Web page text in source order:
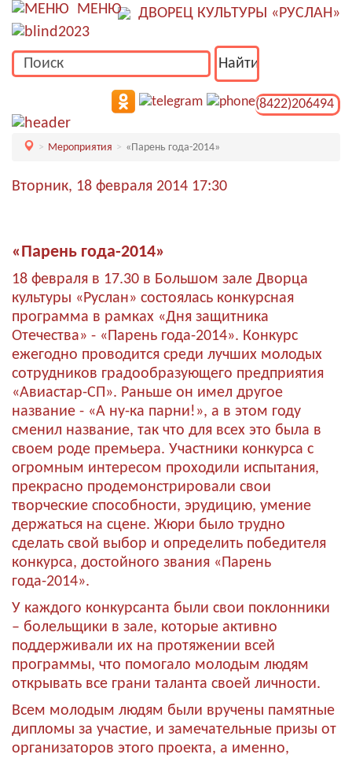
МЕНЮ ДВОРЕЦ КУЛЬТУРЫ «РУСЛАН»
(8422)206494
Мероприятия «Парень года-2014»
Вторник, 18 февраля 2014 17:30
«Парень года-2014»
18 февраля в 17.30 в Большом зале Дворца
культуры «Руслан» состоялась конкурсная
программа в рамках «Дня защитника
Отечества» - «Парень года-2014». Конкурс
ежегодно проводится среди лучших молодых
сотрудников градообразующего предприятия
«Авиастар-СП». Раньше он имел другое
название - «А ну-ка парни!», а в этом году
сменил название, так что для всех это была в
своем роде премьера. Участники конкурса с
огромным интересом проходили испытания,
прекрасно продемонстрировали свои
творческие способности, эрудицию, умение
держаться на сцене. Жюри было трудно
сделать свой выбор и определить победителя
конкурса, достойного звания «Парень
года-2014».
У каждого конкурсанта были свои поклонники
– болельщики в зале, которые активно
поддерживали их на протяжении всей
программы, что помогало молодым людям
открывать все грани таланта своей личности.
Всем молодым людям были вручены памятные
дипломы за участие, и замечательные призы от
организаторов этого проекта, а именно,